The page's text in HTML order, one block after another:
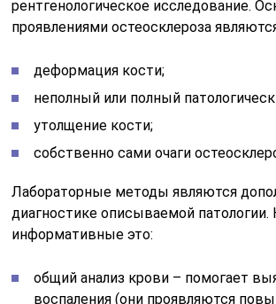
общий анализ крови – помогает
воспаления (они проявляются
биохимический анализ крови – для
диагноза и оценки выраженности
изменений определяют количество
фосфатазы, фосфора, магния и
микроскопом изучают тканевую
изъятого фрагмента костной ткани;
цитологическое исследование
изъятого фрагмента костной ткани;